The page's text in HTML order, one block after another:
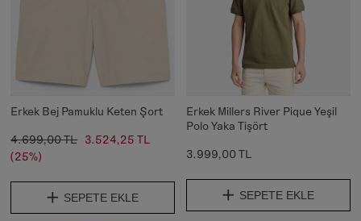
Erkek Bej Pamuklu Keten Şort
4.699,00 TL 3.524,25 TL
(25%)
SEPETE EKLE
Erkek Millers River Pique Yeşil
Polo Yaka Tişört
3.999,00 TL
SEPETE EKLE